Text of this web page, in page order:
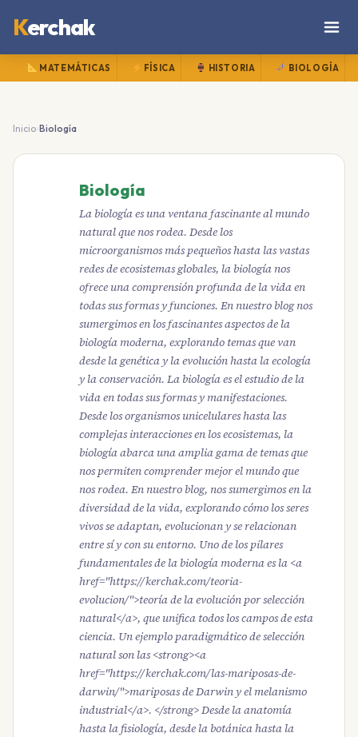
Kerchak
MATEMÁTICAS FÍSICA HISTORIA BIOLOGÍA
Inicio›Biología
Biología
La biología es una ventana fascinante al mundo
natural que nos rodea. Desde los
microorganismos más pequeños hasta las vastas
redes de ecosistemas globales, la biología nos
ofrece una comprensión profunda de la vida en
todas sus formas y funciones. En nuestro blog nos
sumergimos en los fascinantes aspectos de la
biología moderna, explorando temas que van
desde la genética y la evolución hasta la ecología
y la conservación. La biología es el estudio de la
vida en todas sus formas y manifestaciones.
Desde los organismos unicelulares hasta las
complejas interacciones en los ecosistemas, la
biología abarca una amplia gama de temas que
nos permiten comprender mejor el mundo que
nos rodea. En nuestro blog, nos sumergimos en la
diversidad de la vida, explorando cómo los seres
vivos se adaptan, evolucionan y se relacionan
entre sí y con su entorno. Uno de los pilares
fundamentales de la biología moderna es la <a
href="https://kerchak.com/teoria-
evolucion/">teoría de la evolución por selección
natural</a>, que unifica todos los campos de esta
ciencia. Un ejemplo paradigmático de selección
natural son las <strong><a
href="https://kerchak.com/las-mariposas-de-
darwin/">mariposas de Darwin y el melanismo
industrial</a>. </strong> Desde la anatomía
hasta la fisiología, desde la botánica hasta la